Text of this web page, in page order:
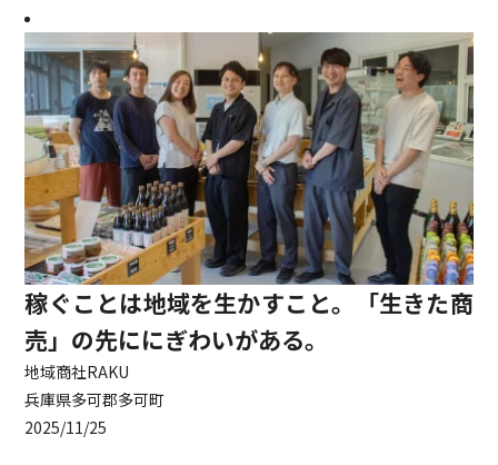
稼ぐことは地域を生かすこと。「生きた商
売」の先ににぎわいがある。
地域商社RAKU
兵庫県多可郡多可町
2025/11/25